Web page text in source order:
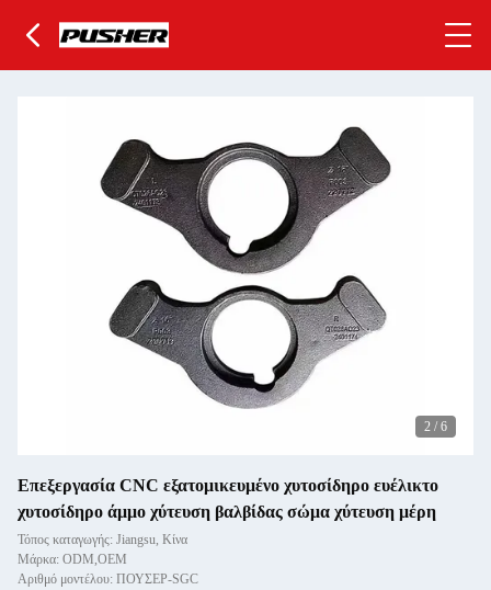
2 / 6
Επεξεργασία CNC εξατομικευμένο χυτοσίδηρο ευέλικτο
χυτοσίδηρο άμμο χύτευση βαλβίδας σώμα χύτευση μέρη
Τόπος καταγωγής: Jiangsu, Κίνα
Μάρκα: ODM,OEM
Αριθμό μοντέλου: ΠΟΥΣΕΡ-SGC